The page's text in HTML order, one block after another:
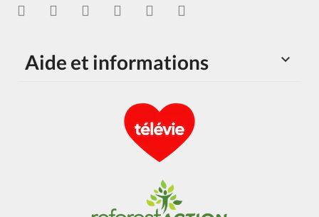

Aide et informations